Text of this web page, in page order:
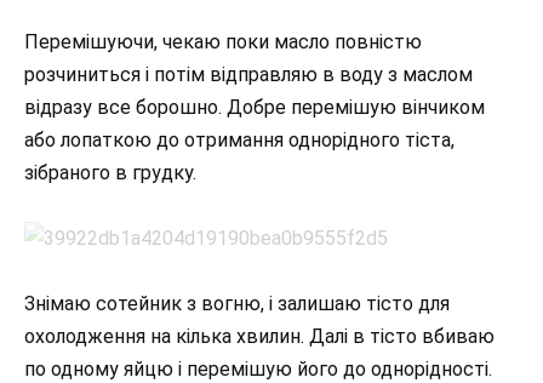
Перемішуючи, чекаю поки масло повністю
розчиниться і потім відправляю в воду з маслом
відразу все борошно. Добре перемішую вінчиком
або лопаткою до отримання однорідного тіста,
зібраного в грудку.
Знімаю сотейник з вогню, і залишаю тісто для
охолодження на кілька хвилин. Далі в тісто вбиваю
по одному яйцю і перемішую його до однорідності.